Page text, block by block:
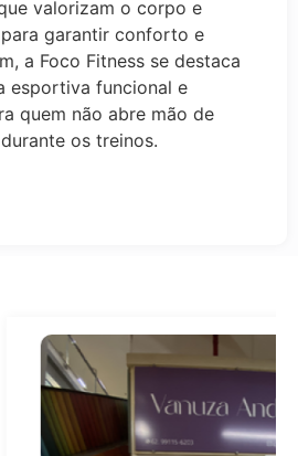
valorizam o corpo e
garantir conforto e
a Foco Fitness se destaca
esportiva funcional e
quem não abre mão de
os treinos.